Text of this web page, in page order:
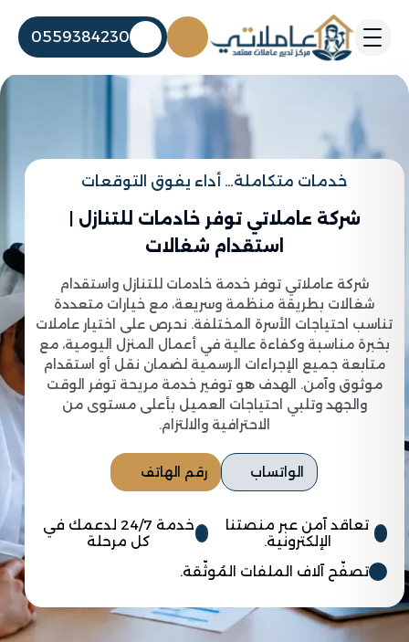
0559384230
خدمات متكاملة… أداء يفوق التوقعات
شركة عاملاتي توفر خادمات للتنازل |
استقدام شغالات
شركة عاملاتي توفر خدمة خادمات للتنازل واستقدام
شغالات بطريقة منظمة وسريعة، مع خيارات متعددة
تناسب احتياجات الأسرة المختلفة. نحرص على اختيار عاملات
بخبرة مناسبة وكفاءة عالية في أعمال المنزل اليومية، مع
متابعة جميع الإجراءات الرسمية لضمان نقل أو استقدام
موثوق وآمن. الهدف هو توفير خدمة مريحة توفر الوقت
والجهد وتلبي احتياجات العميل بأعلى مستوى من
الاحترافية والالتزام.
الواتساب رقم الهاتف
تعاقد آمن عبر منصتنا
الإلكترونية.
خدمة 24/7 لدعمك في
كل مرحلة
تصفّح آلاف الملفات المُوثّقة.